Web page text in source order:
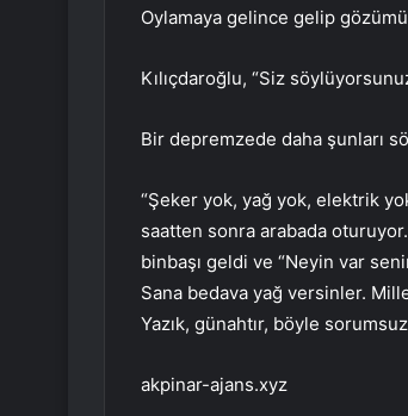
Oylamaya gelince gelip
Kılıçdaroğlu, “Siz
Bir depremzede daha şunları
“Şeker yok, yağ yok, elektrik
saatten sonra arabada
binbaşı geldi ve “Neyin var
Sana bedava yağ versinler.
Yazık, günahtır, böyle
akpinar-ajans.xyz